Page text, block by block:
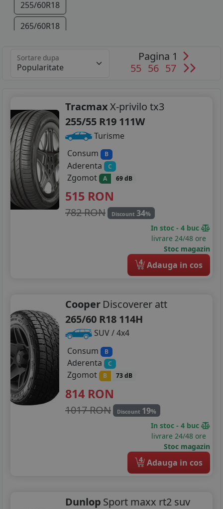
255/60R18
265/60R18
255/50R20
Sortare dupa
Pagina 1
55 56 57
TracmaxX-privilo tx3
255/55 R19 111W
Turisme
Consum
B
Aderenta C
Zgomot A 69 dB
515 RON
782 RON Discount 34%
In stoc - 4 buc
livrare 24/48 ore
Stoc magazin
4 Adauga in cos
Cooper Discoverer att
265/60 R18 114H
SUV / 4x4
Consum
B
Aderenta C
Zgomot B 73 dB
814 RON
1017 RON Discount 19%
In stoc - 4 buc
livrare 24/48 ore
Stoc magazin
4 Adauga in cos
Dunlop Sport maxx rt2 suv